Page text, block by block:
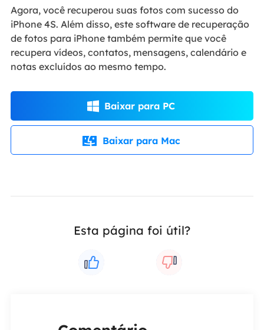
Agora, você recuperou suas fotos com sucesso do
iPhone 4S. Além disso, este software de recuperação
de fotos para iPhone também permite que você
recupera vídeos, contatos, mensagens, calendário e
notas excluídos ao mesmo tempo.
 Baixar para PC
 Baixar para Mac
Esta página foi útil?